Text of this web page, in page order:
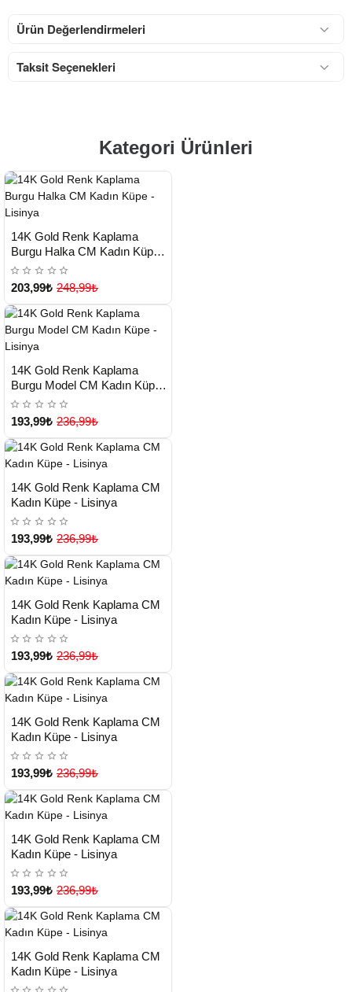
Ürün Değerlendirmeleri
Taksit Seçenekleri
Kategori Ürünleri
TESLİMAT
14K Gold Renk Kaplama
Burgu Halka CM Kadın Küpe -
Lisinya
203,99₺ 248,99₺
TESLİMAT
14K Gold Renk Kaplama
Burgu Model CM Kadın Küpe -
Lisinya
193,99₺ 236,99₺
TESLİMAT
Yeni Ürün
14K Gold Renk Kaplama CM
Kadın Küpe - Lisinya
193,99₺ 236,99₺
TESLİMAT
Yeni Ürün
14K Gold Renk Kaplama CM
Kadın Küpe - Lisinya
193,99₺ 236,99₺
TESLİMAT
Yeni Ürün
14K Gold Renk Kaplama CM
Kadın Küpe - Lisinya
193,99₺ 236,99₺
TESLİMAT
Yeni Ürün
14K Gold Renk Kaplama CM
Kadın Küpe - Lisinya
193,99₺ 236,99₺
TESLİMAT
Yeni Ürün
14K Gold Renk Kaplama CM
Kadın Küpe - Lisinya